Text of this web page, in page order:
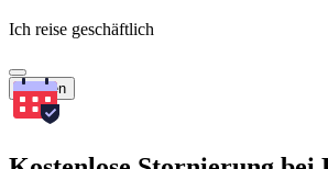
Ich reise geschäftlich
Suchen